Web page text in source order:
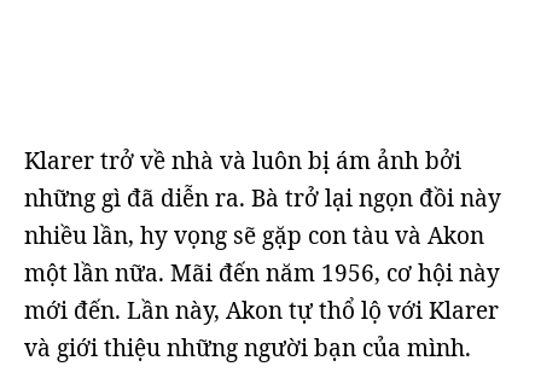
Klarer trở về nhà và luôn bị ám ảnh bởi
những gì đã diễn ra. Bà trở lại ngọn đồi này
nhiều lần, hy vọng sẽ gặp con tàu và Akon
một lần nữa. Mãi đến năm 1956, cơ hội này
mới đến. Lần này, Akon tự thổ lộ với Klarer
và giới thiệu những người bạn của mình.